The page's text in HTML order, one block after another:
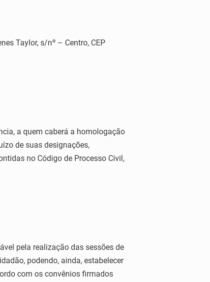
Taylor, s/nº – Centro, CEP
a quem caberá a homologação
de suas designações,
no Código de Processo Civil,
pela realização das sessões de
podendo, ainda, estabelecer
com os convênios firmados